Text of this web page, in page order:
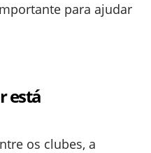
para ajudar
está
os clubes, a